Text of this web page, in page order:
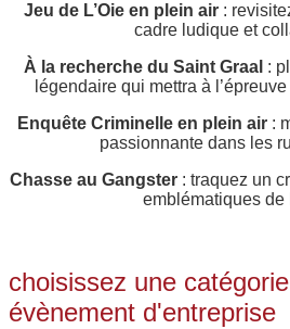
Jeu de L’Oie en plein air:
cadre ludique et
À la recherche du Saint Graal :
légendaire qui mettra à
Enquête Criminelle en plein air :
passionnante dans les
Chasse au Gangster : traquez un
emblématiques de
choisissez une
évènement d'entreprise